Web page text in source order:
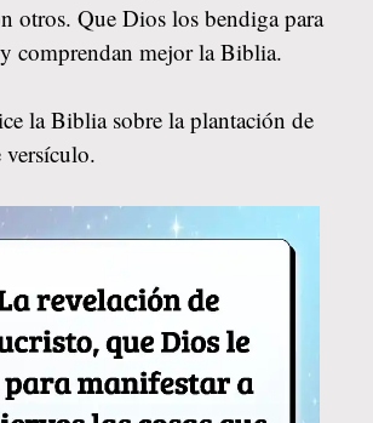
otros. Que Dios los bendiga para
comprendan mejor la Biblia.
la Biblia sobre la plantación de
versículo.